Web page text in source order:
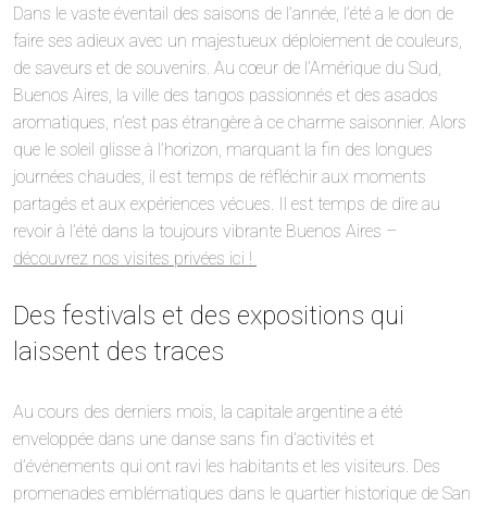
Dans le vaste éventail des saisons de l’année, l’été a le don de
faire ses adieux avec un majestueux déploiement de couleurs,
de saveurs et de souvenirs. Au cœur de l’Amérique du Sud,
Buenos Aires, la ville des tangos passionnés et des asados
aromatiques, n’est pas étrangère à ce charme saisonnier. Alors
que le soleil glisse à l’horizon, marquant la fin des longues
journées chaudes, il est temps de réfléchir aux moments
partagés et aux expériences vécues. Il est temps de dire au
revoir à l’été dans la toujours vibrante Buenos Aires –
découvrez nos visites privées ici !
Des festivals et des expositions qui
laissent des traces
Au cours des derniers mois, la capitale argentine a été
enveloppée dans une danse sans fin d’activités et
d’événements qui ont ravi les habitants et les visiteurs. Des
promenades emblématiques dans le quartier historique de San